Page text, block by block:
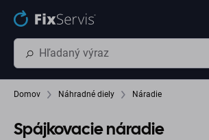
Preskočiť na hlavný obsah
Domov Náhradné diely Náradie
Spájkovacie náradie